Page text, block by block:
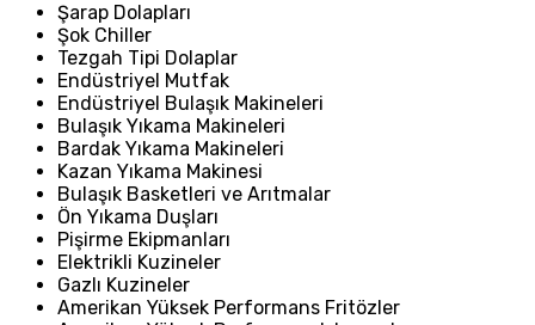
Şarap Dolapları
Şok Chiller
Tezgah Tipi Dolaplar
Endüstriyel Mutfak
Endüstriyel Bulaşık Makineleri
Bulaşık Yıkama Makineleri
Bardak Yıkama Makineleri
Kazan Yıkama Makinesi
Bulaşık Basketleri ve Arıtmalar
Ön Yıkama Duşları
Pişirme Ekipmanları
Elektrikli Kuzineler
Gazlı Kuzineler
Amerikan Yüksek Performans Fritözler